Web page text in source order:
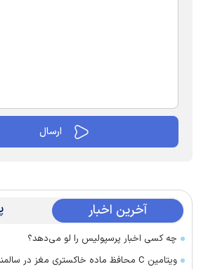
آخرین اخبار
چه کسی اخبار پرسپولیس را لو می‌دهد؟
ویتامین C محافظ ماده خاکستری مغز در سالمندان